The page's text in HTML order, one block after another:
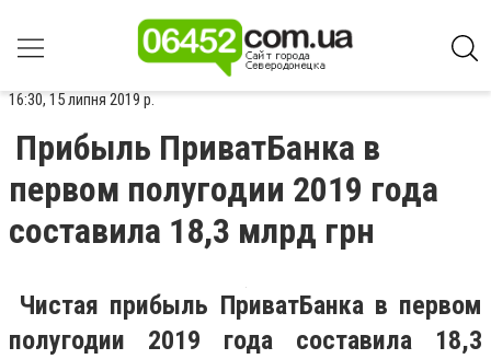
16:30, 15 липня 2019 р.
Прибыль ПриватБанка в
первом полугодии 2019 года
составила 18,3 млрд грн
Чистая прибыль ПриватБанка в первом
полугодии 2019 года составила 18,3